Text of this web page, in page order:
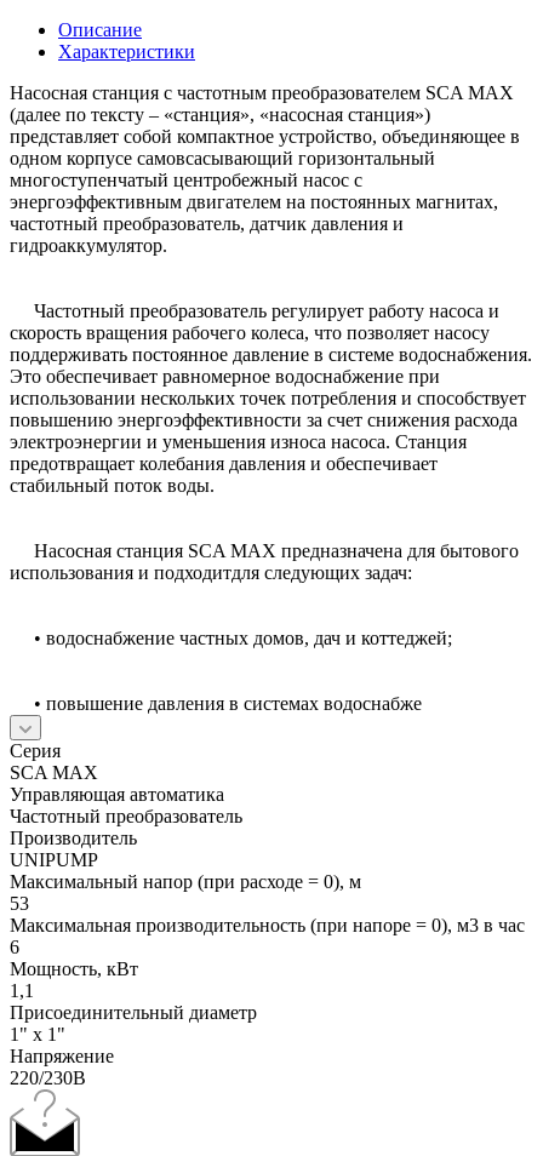
Описание
Характеристики
Насосная станция с частотным преобразователем SCA MAX
(далее по тексту – «станция», «насосная станция»)
представляет собой компактное устройство, объединяющее в
одном корпусе самовсасывающий горизонтальный
многоступенчатый центробежный насос с
энергоэффективным двигателем на постоянных магнитах,
частотный преобразователь, датчик давления и
гидроаккумулятор.
Частотный преобразователь регулирует работу насоса и
скорость вращения рабочего колеса, что позволяет насосу
поддерживать постоянное давление в системе водоснабжения.
Это обеспечивает равномерное водоснабжение при
использовании нескольких точек потребления и способствует
повышению энергоэффективности за счет снижения расхода
электроэнергии и уменьшения износа насоса. Станция
предотвращает колебания давления и обеспечивает
стабильный поток воды.
Насосная станция SCA MAX предназначена для бытового
использования и подходитдля следующих задач:
• водоснабжение частных домов, дач и коттеджей;
• повышение давления в системах водоснабже
Серия
SCA MAX
Управляющая автоматика
Частотный преобразователь
Производитель
UNIPUMP
Максимальный напор (при расходе = 0), м
53
Максимальная производительность (при напоре = 0), м3 в час
6
Мощность, кВт
1,1
Присоединительный диаметр
1" x 1"
Напряжение
220/230В